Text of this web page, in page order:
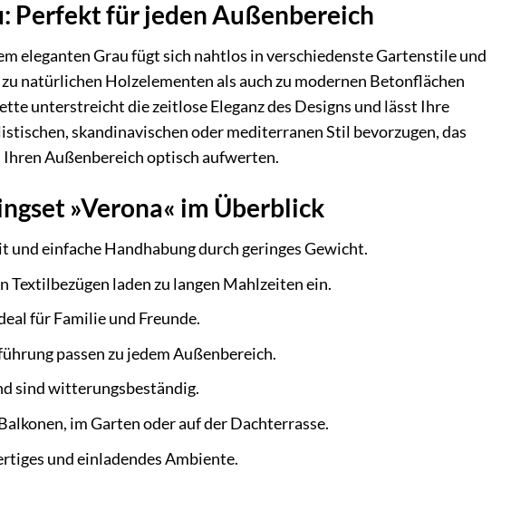
Perfekt für jeden Außenbereich
eleganten Grau fügt sich nahtlos in verschiedenste Gartenstile und
natürlichen Holzelementen als auch zu modernen Betonflächen
unterstreicht die zeitlose Eleganz des Designs und lässt Ihre
skandinavischen oder mediterranen Stil bevorzugen, das
Außenbereich optisch aufwerten.
»Verona« im Überblick
einfache Handhabung durch geringes Gewicht.
laden zu langen Mahlzeiten ein.
für Familie und Freunde.
passen zu jedem Außenbereich.
sind witterungsbeständig.
im Garten oder auf der Dachterrasse.
und einladendes Ambiente.